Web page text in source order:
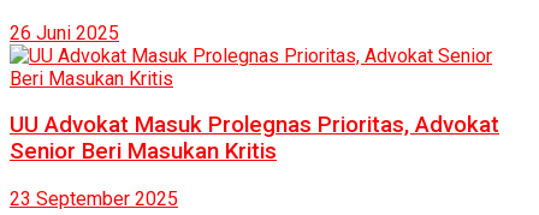
26 Juni 2025
UU Advokat Masuk Prolegnas Prioritas, Advokat
Senior Beri Masukan Kritis
23 September 2025